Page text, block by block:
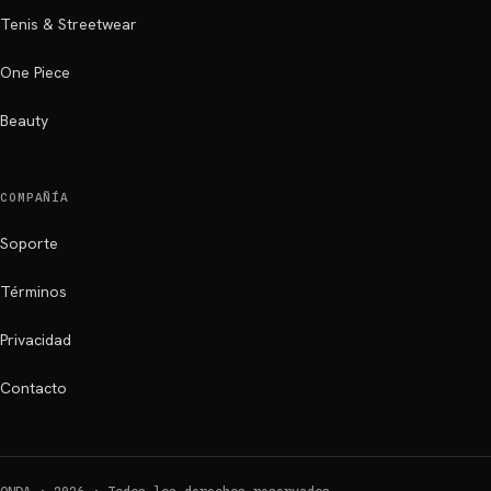
Tenis & Streetwear
One Piece
Beauty
COMPAÑÍA
Soporte
Términos
Privacidad
Contacto